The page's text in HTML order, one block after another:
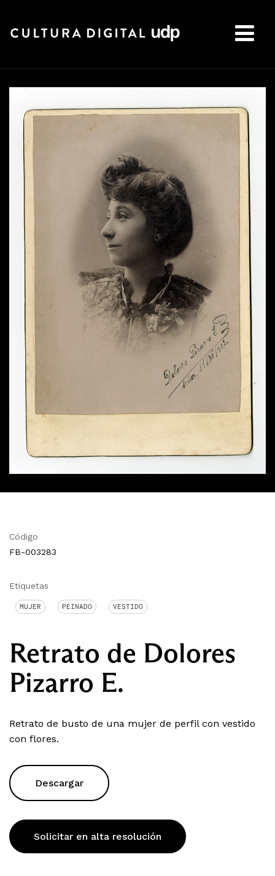
Código
FB-003283
Etiquetas
MUJER PEINADO VESTIDO
Retrato de Dolores
Pizarro E.
Retrato de busto de una mujer de perfil con vestido
con flores.
Descargar
Solicitar en alta resolución